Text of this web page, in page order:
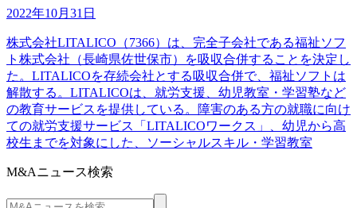
2022年10月31日
株式会社LITALICO（7366）は、完全子会社である福祉ソフ
ト株式会社（長崎県佐世保市）を吸収合併することを決定し
た。LITALICOを存続会社とする吸収合併で、福祉ソフトは
解散する。LITALICOは、就労支援、幼児教室・学習塾など
の教育サービスを提供している。障害のある方の就職に向け
ての就労支援サービス「LITALICOワークス」、幼児から高
校生までを対象にした、ソーシャルスキル・学習教室
M&Aニュース検索